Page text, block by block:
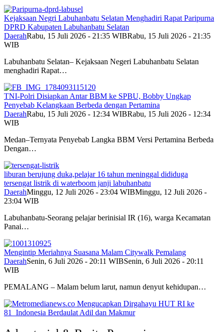
Kejaksaan Negri Labuhanbatu Selatan Menghadiri Rapat Paripurna
DPRD Kabupaten Labuhanbatu Selatan
DaerahRabu, 15 Juli 2026 - 21:35 WIBRabu, 15 Juli 2026 - 21:35
WIB
Labuhanbatu Selatan– Kejaksaan Negeri Labuhanbatu Selatan
menghadiri Rapat…
TNI-Polri Disiapkan Antar BBM ke SPBU, Bobby Ungkap
Penyebab Kelangkaan Berbeda dengan Pertamina
DaerahRabu, 15 Juli 2026 - 12:34 WIBRabu, 15 Juli 2026 - 12:34
WIB
Medan–Ternyata Penyebab Langka BBM Versi Pertamina Berbeda
Dengan…
liburan berujung duka,pelajar 16 tahun meninggal dididuga
tersengat listrik di waterboom janji labuhanbatu
DaerahMinggu, 12 Juli 2026 - 23:04 WIBMinggu, 12 Juli 2026 -
23:04 WIB
Labuhanbatu-Seorang pelajar berinisial IR (16), warga Kecamatan
Panai…
Mengintip Meriahnya Suasana Malam Citywalk Pemalang
DaerahSenin, 6 Juli 2026 - 20:11 WIBSenin, 6 Juli 2026 - 20:11
WIB
PEMALANG – Malam belum larut, namun denyut kehidupan…